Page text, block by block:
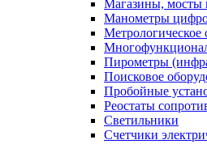
Магазины, мосты
Манометры
Метрологическое
Пирометры
Поисковое
Пробойные
Реостаты
Светильники
Счетчики